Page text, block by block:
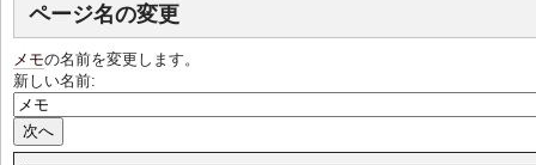
ページ名の変更
メモの名前を変更します。
新しい名前: